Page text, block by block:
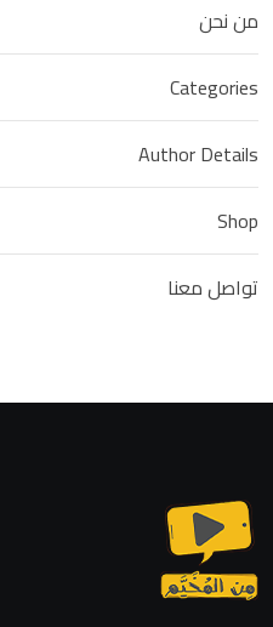
من نحن
Categories
Author Details
Shop
تواصل معنا